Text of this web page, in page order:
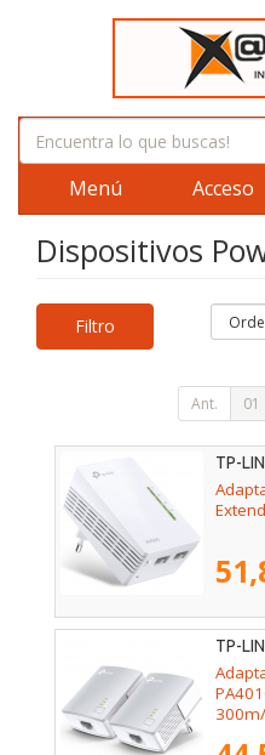
Menú Acceso
Dispositivos
Filtro
Ant. 01
TP-
TP-